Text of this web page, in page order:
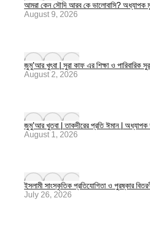
আমরা কেন সৌদি আরব কে ভালোবাসি? অধ্যাপক
August 9, 2026
জুমু’আর খুৎবা | সুরা কাফ এর শিক্ষা ও
August 2, 2026
জুমু’আর খুতবা | তাকদীরের প্রতি ঈমান |
August 1, 2026
ইসলামী সাংস্কৃতিক প্রতিযোগিতা ও পুরষ্কার
July 26, 2026